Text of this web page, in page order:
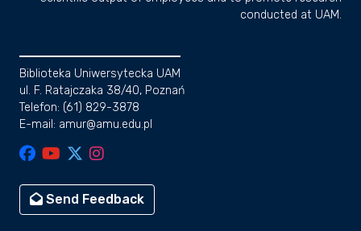
conducted at UAM.
Biblioteka Uniwersytecka UAM
ul. F. Ratajczaka 38/40, Poznań
Telefon: (61) 829-3878
E-mail: amur@amu.edu.pl
Send Feedback